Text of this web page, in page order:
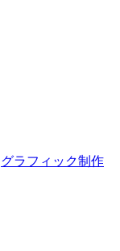
グラフィック制作